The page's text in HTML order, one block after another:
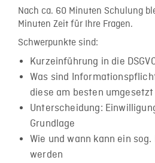
Nach ca. 60 Minuten Schulung
Minuten Zeit für Ihre Fragen.
Schwerpunkte sind:
Kurzeinführung in die
Was sind
diese am besten umgesetzt
Unterscheidung:
Grundlage
Wie und wann kann ein
werden